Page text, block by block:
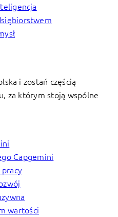
i zostań częścią
za którym stoją wspólne
Capgemini
wartości